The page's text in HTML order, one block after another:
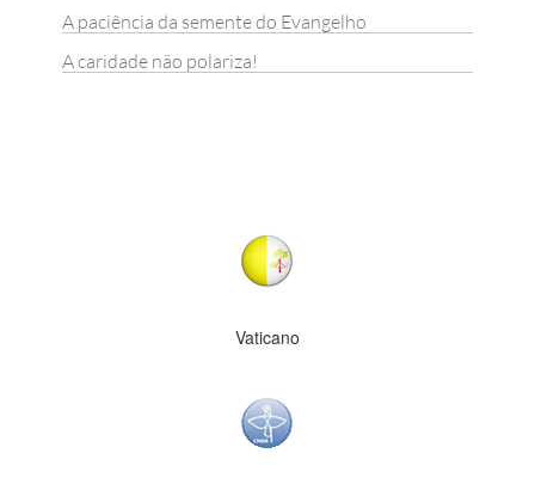
A paciência da semente do Evangelho
A caridade não polariza!
Vaticano